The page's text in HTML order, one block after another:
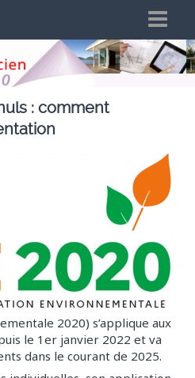
2020
2020
BBio
& Cep
: comment
2020) s’applique aux
le 1er janvier 2022 et va
dans le courant de 2025.